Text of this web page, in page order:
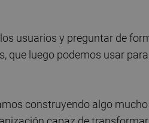
usuarios y preguntar de
que luego podemos usar para
construyendo algo mucho